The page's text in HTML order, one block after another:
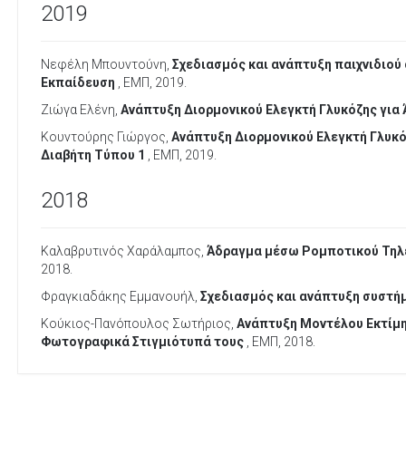
2019
Νεφέλη Μπουντούνη, Σχεδιασμός και ανάπτυξη
Εκπαίδευση , ΕΜΠ, 2019.
Ζιώγα Ελένη, Ανάπτυξη Διορμονικού Ελεγκτή Γλυκόζης
Κουντούρης Γιώργος, Ανάπτυξη Διορμονικού Ελεγκτή
Διαβήτη Τύπου 1
, ΕΜΠ, 2019.
2018
Καλαβρυτινός Χαράλαμπος, Άδραγμα μέσω Ρομποτικού
2018.
Φραγκιαδάκης Εμμανουήλ, Σχεδιασμός και ανάπτυξη
Κούκιος-Πανόπουλος Σωτήριος, Ανάπτυξη Μοντέλου
Φωτογραφικά Στιγμιότυπά τους
, ΕΜΠ, 2018.